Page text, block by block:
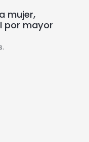
mujer,
por mayor